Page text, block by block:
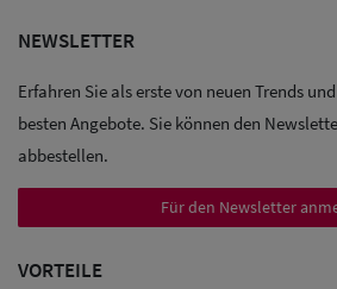
Sale: Caps
Sale:
Baseball
Caps
NEWSLETTER
Erfahren Sie als erste von neuen Trends
besten Angebote. Sie können den
abbestellen.
Für den Newsletter
VORTEILE